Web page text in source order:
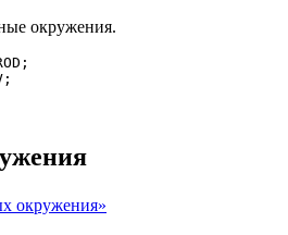
окружения.
;
;
окружения»